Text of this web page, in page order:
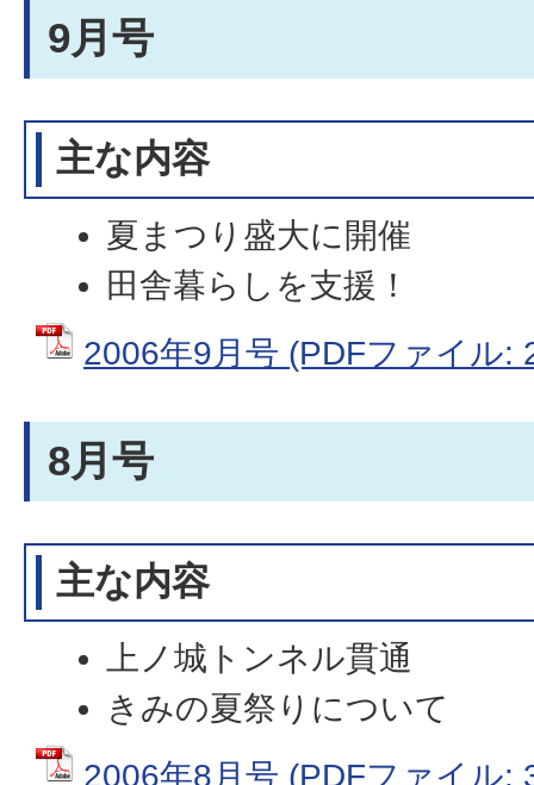
9月号
主な内容
夏まつり盛大に開催
田舎暮らしを支援！
2006年9月号 (PDFファイル:
8月号
主な内容
上ノ城トンネル貫通
きみの夏祭りについて
2006年8月号 (PDFファイル: